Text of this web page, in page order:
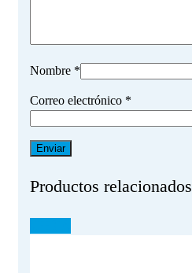
Nombre *
Correo electrónico *
Productos relacionados